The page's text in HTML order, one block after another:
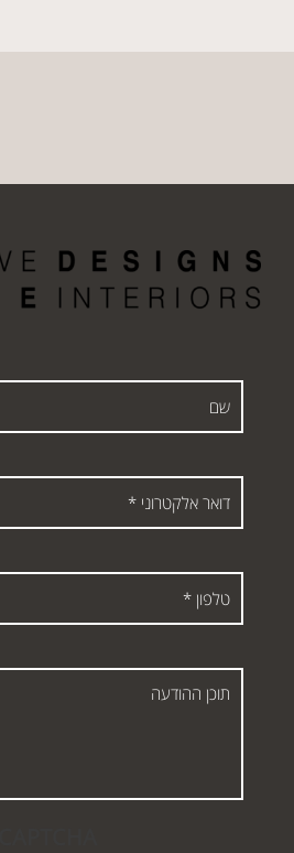
שם
דואר
טלפון
תוכן